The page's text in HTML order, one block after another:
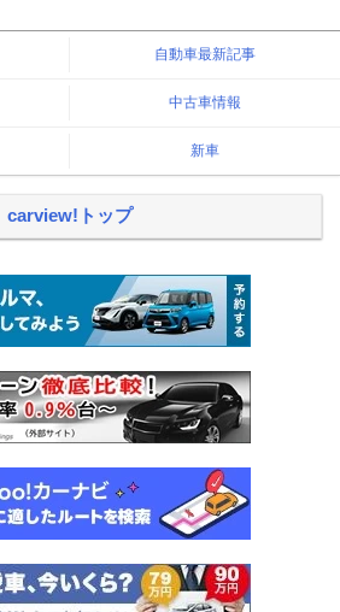
自動車最新記事
中古車情報
新車
carview!トップ